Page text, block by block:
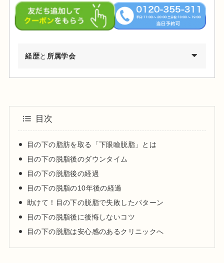
経歴と 所属学会
2010年04月 東京医科歯科大学医学部付属病院 研修医
2012年04月 東京医科歯科大学皮膚科 勤務
2015年01月 渋谷美容外科クリニック渋谷院 副院長就任
2024年01月 渋谷美容外科クリニック新宿院 院長就任
目次
目の下の脂肪を取る「下眼瞼脱脂」とは
目の下の脱脂後のダウンタイム
目の下の脱脂後の経過
目の下の脱脂の10年後の経過
助けて！目の下の脱脂で失敗したパターン
目の下の脱脂後に後悔しないコツ
目の下の脱脂は安心感のあるクリニックへ